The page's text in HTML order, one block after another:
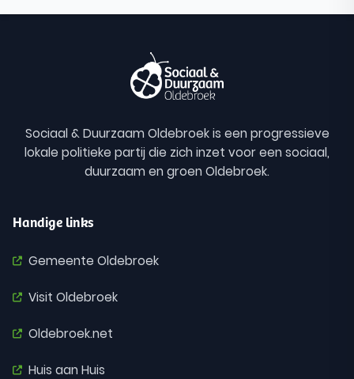
Sociaal & Duurzaam Oldebroek is een progressieve
lokale politieke partij die zich inzet voor een sociaal,
duurzaam en groen Oldebroek.
Handige links
Gemeente Oldebroek
Visit Oldebroek
Oldebroek.net
Huis aan Huis